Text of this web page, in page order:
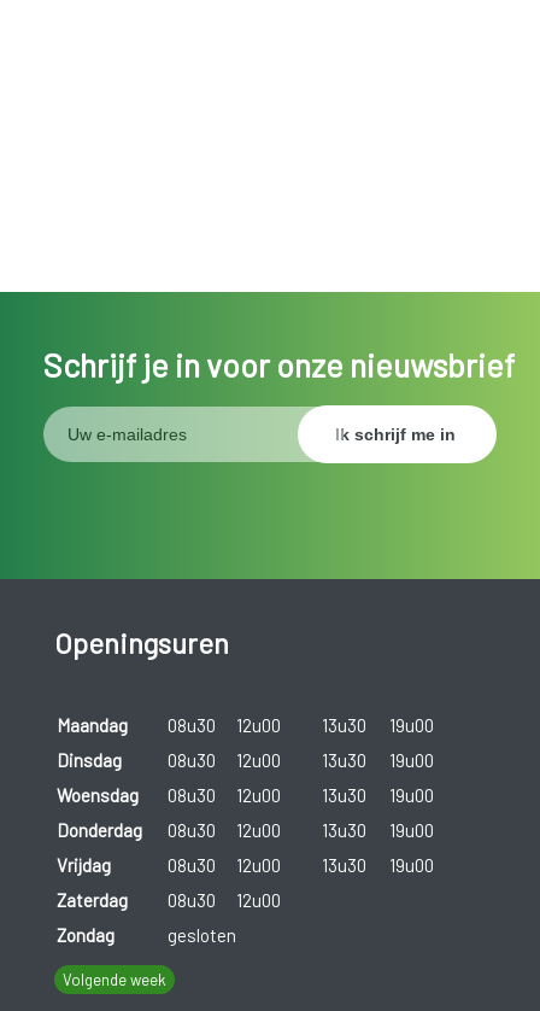
Schrijf je in voor onze nieuwsbrief
Openingsuren
Maandag 08u30 12u00 13u30
19u00
Dinsdag
08u30 12u00 13u30
19u00
Woensdag
08u30 12u00 13u30
19u00
Donderdag
08u30 12u00 13u30
19u00
Vrijdag
08u30 12u00 13u30
19u00
Zaterdag
08u30
12u00
Zondag
gesloten
Volgende week